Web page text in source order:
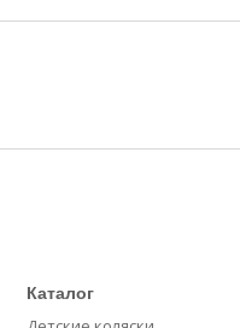
Каталог